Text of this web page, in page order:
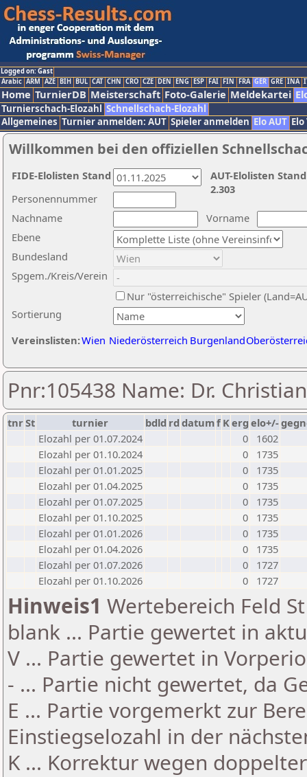
Logged on: Gast
Arabic ARM AZE BIH BUL CAT CHN CRO CZE DEN ENG ESP FAI FIN FRA GER GRE INA
Home TurnierDB Meisterschaft Foto-Galerie Meldekartei
Turnierschach-Elozahl Schnellschach-Elozahl
Allgemeines Turnier anmelden: AUT Spieler anmelden Elo AUT
Willkommen bei den offiziellen
Nachname
Vorname
Ebene
Sortierung
Personennummer
Bundesland
Spgem./Kreis/Verein
Nur "österreichische" Spieler
Vereinslisten:Wien Niederösterreich Burgenland
AUT-Elolisten
2.303
FIDE-Elolisten Stand
Pnr:105438 Name: Dr.
tnrSt turnier bdld rd datumf Kerg elo+/-
Elozahl per 01.07.2024
0
1602
Elozahl per 01.10.2024
0
1735
Elozahl per 01.01.2025
0
1735
Elozahl per 01.04.2025
0
1735
Elozahl per 01.07.2025
0
1735
Elozahl per 01.10.2025
0
1735
Elozahl per 01.01.2026
0
1735
Elozahl per 01.04.2026
0
1735
Elozahl per 01.07.2026
0
1727
Elozahl per 01.10.2026
0 1727
Hinweis1 Wertebereich Feld
blank ... Partie gewertet in
V ... Partie gewertet in
- ... Partie nicht gewertet, da
E ... Partie vorgemerkt zur
Einstiegselozahl in der
K ... Korrektur wegen